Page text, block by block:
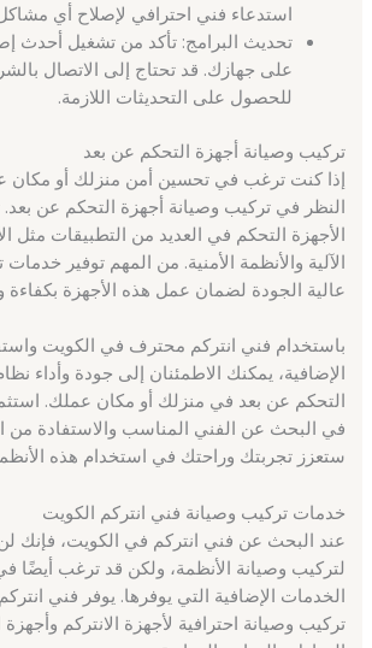
استدعاء فني احترافي لإصلاح أي
تحديث البرامج: تأكد من تشغيل أحدث
على جهازك. قد تحتاج إلى الاتصال
للحصول على التحديثات اللازمة.
تركيب وصيانة أجهزة التحكم عن بعد
إذا كنت ترغب في تحسين أمن منزلك أو مكان
النظر في تركيب وصيانة أجهزة التحكم عن
الأجهزة التحكم في العديد من التطبيقات مثل
الآلية والأنظمة الأمنية. من المهم توفير
عالية الجودة لضمان عمل هذه الأجهزة بكفاءة
باستخدام فني انتركم محترف في الكويت
الإضافية، يمكنك الاطمئنان إلى جودة وأداء
التحكم عن بعد في منزلك أو مكان عملك.
في البحث عن الفني المناسب والاستفادة من
ستعزز تجربتك وراحتك في استخدام هذه
خدمات تركيب وصيانة فني انتركم الكويت
عند البحث عن فني انتركم في الكويت، فإنك
لتركيب وصيانة الأنظمة، ولكن قد ترغب أيضًا
الخدمات الإضافية التي يوفرها. يوفر فني
تركيب وصيانة احترافية لأجهزة الانتركم